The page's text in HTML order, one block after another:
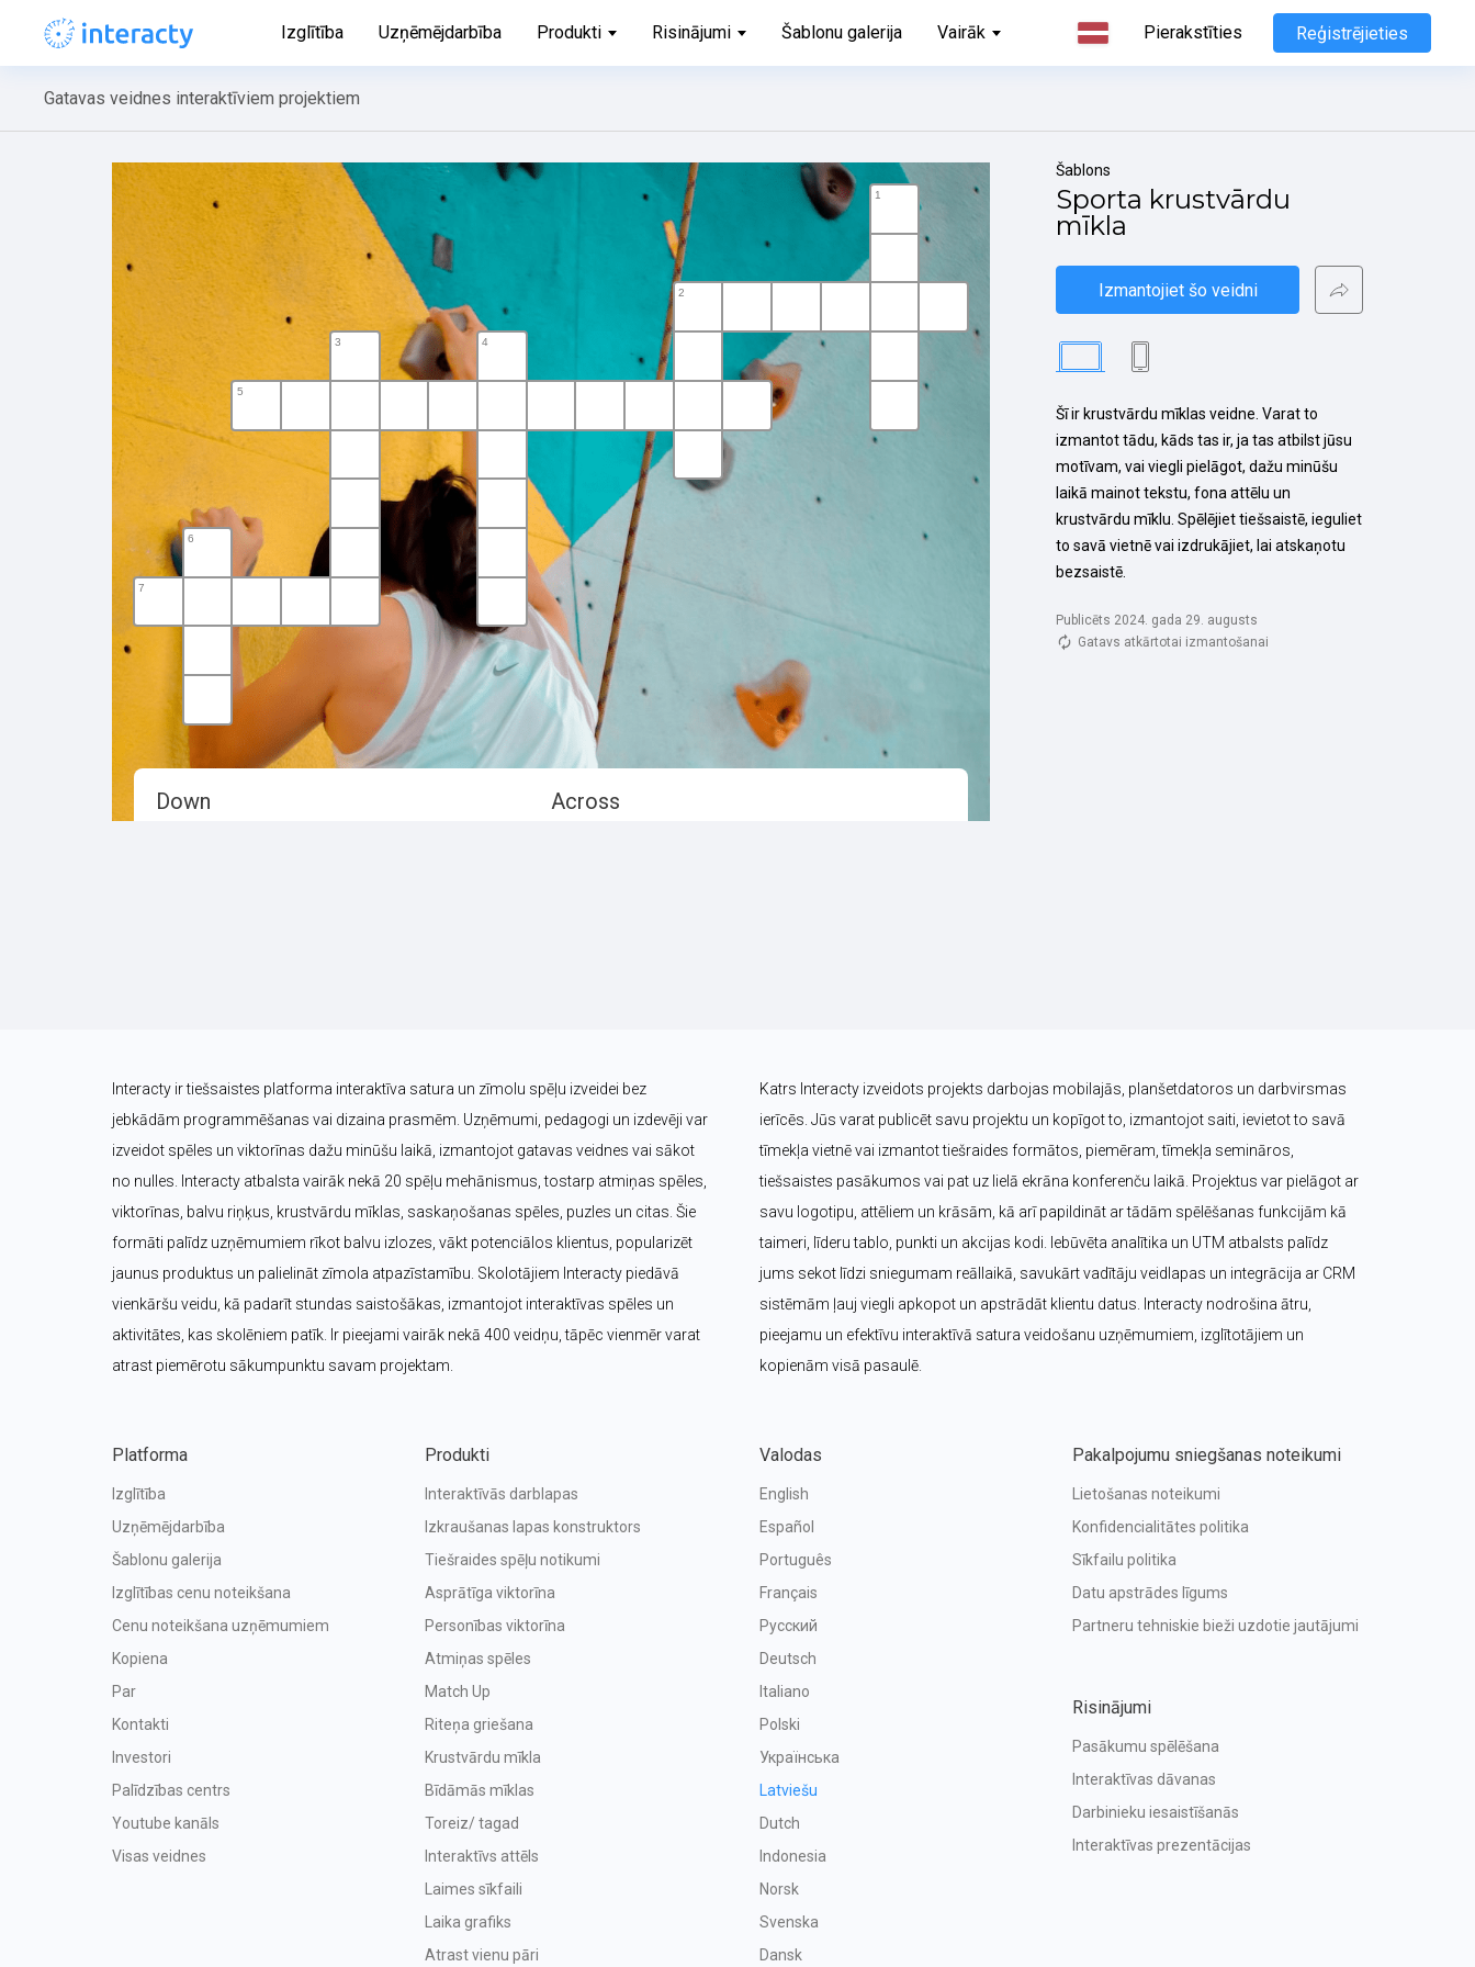
Izglītība Uzņēmējdarbība Produkti Risinājumi Šablonu galerija Vairāk Pierakstīties Reģistrējieties
Gatavas veidnes interaktīviem projektiem
Šablons
Sporta krustvārdu
mīkla
Izmantojiet šo veidni
Šī ir krustvārdu mīklas veidne. Varat to
izmantot tādu, kāds tas ir, ja tas atbilst jūsu
motīvam, vai viegli pielāgot, dažu minūšu
laikā mainot tekstu, fona attēlu un
krustvārdu mīklu. Spēlējiet tiešsaistē, ieguliet
to savā vietnē vai izdrukājiet, lai atskaņotu
bezsaistē.
Publicēts 2024. gada 29. augusts
Gatavs atkārtotai izmantošanai
Interacty ir tiešsaistes platforma interaktīva satura un zīmolu spēļu izveidei bez
jebkādām programmēšanas vai dizaina prasmēm. Uzņēmumi, pedagogi un izdevēji var
izveidot spēles un viktorīnas dažu minūšu laikā, izmantojot gatavas veidnes vai sākot
no nulles. Interacty atbalsta vairāk nekā 20 spēļu mehānismus, tostarp atmiņas spēles,
viktorīnas, balvu riņķus, krustvārdu mīklas, saskaņošanas spēles, puzles un citas. Šie
formāti palīdz uzņēmumiem rīkot balvu izlozes, vākt potenciālos klientus, popularizēt
jaunus produktus un palielināt zīmola atpazīstamību. Skolotājiem Interacty piedāvā
vienkāršu veidu, kā padarīt stundas saistošākas, izmantojot interaktīvas spēles un
aktivitātes, kas skolēniem patīk. Ir pieejami vairāk nekā 400 veidņu, tāpēc vienmēr varat
atrast piemērotu sākumpunktu savam projektam.
Katrs Interacty izveidots projekts darbojas mobilajās, planšetdatoros un darbvirsmas
ierīcēs. Jūs varat publicēt savu projektu un kopīgot to, izmantojot saiti, ievietot to savā
tīmekļa vietnē vai izmantot tiešraides formātos, piemēram, tīmekļa semināros,
tiešsaistes pasākumos vai pat uz lielā ekrāna konferenču laikā. Projektus var pielāgot ar
savu logotipu, attēliem un krāsām, kā arī papildināt ar tādām spēlēšanas funkcijām kā
taimeri, līderu tablo, punkti un akcijas kodi. Iebūvēta analītika un UTM atbalsts palīdz
jums sekot līdzi sniegumam reāllaikā, savukārt vadītāju veidlapas un integrācija ar CRM
sistēmām ļauj viegli apkopot un apstrādāt klientu datus. Interacty nodrošina ātru,
pieejamu un efektīvu interaktīvā satura veidošanu uzņēmumiem, izglītotājiem un
kopienām visā pasaulē.
Platforma
Izglītība
Uzņēmējdarbība
Šablonu galerija
Izglītības cenu noteikšana
Cenu noteikšana uzņēmumiem
Kopiena
Par
Kontakti
Investori
Palīdzības centrs
Youtube kanāls
Visas veidnes
Produkti
Interaktīvās darblapas
Izkraušanas lapas konstruktors
Tiešraides spēļu notikumi
Asprātīga viktorīna
Personības viktorīna
Atmiņas spēles
Match Up
Riteņa griešana
Krustvārdu mīkla
Bīdāmās mīklas
Toreiz/ tagad
Interaktīvs attēls
Laimes sīkfaili
Laika grafiks
Atrast vienu pāri
Valodas
English
Español
Português
Français
Русский
Deutsch
Italiano
Polski
Українська
Latviešu
Dutch
Indonesia
Norsk
Svenska
Dansk
Pakalpojumu sniegšanas noteikumi
Lietošanas noteikumi
Konfidencialitātes politika
Sīkfailu politika
Datu apstrādes līgums
Partneru tehniskie bieži uzdotie jautājumi
Risinājumi
Pasākumu spēlēšana
Interaktīvas dāvanas
Darbinieku iesaistīšanās
Interaktīvas prezentācijas